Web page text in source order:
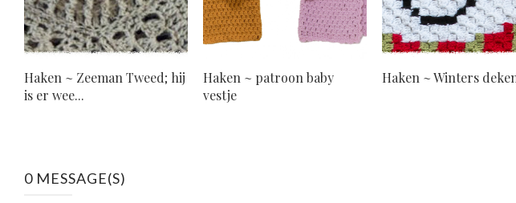
Haken ~ Zeeman Tweed; hij
is er wee...
Haken ~ patroon baby
vestje
Haken ~ Winters
0 MESSAGE(S)